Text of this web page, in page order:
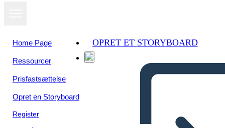
Home Page
Ressourcer
Prisfastsættelse
Opret en Storyboard
Register
OPRET ET STORYBOARD